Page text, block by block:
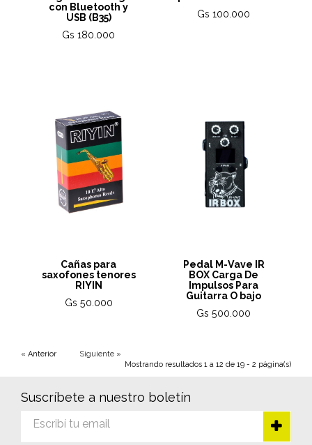
con Bluetooth y
USB (B35)
Gs 180.000
Gs 100.000
Cañas para
saxofones tenores
RIYIN
Gs 50.000
Pedal M-Vave IR
BOX Carga De
Impulsos Para
Guitarra O bajo
Gs 500.000
« Anterior
Siguiente »
Mostrando resultados 1 a 12 de 19 - 2 página(s)
Suscríbete a nuestro boletín